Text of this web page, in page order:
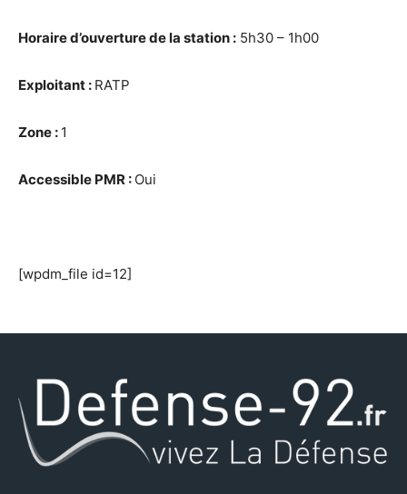
Horaired’ouverture de la station : 5h30 – 1h00
Exploitant : RATP
Zone : 1
Accessible PMR : Oui
[wpdm_file id=12]